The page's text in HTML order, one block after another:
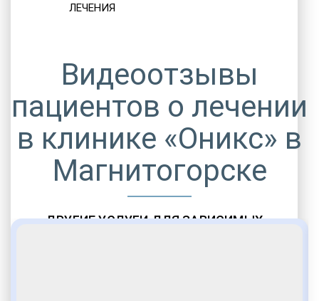
ДРУГИЕ УСЛУГИ ДЛЯ ЗАВИСИМЫХ
ЛЕЧЕНИЯ
Видеоотзывы
пациентов о лечении
в клинике «Оникс» в
Магнитогорске